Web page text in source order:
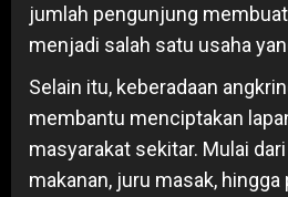
jumlah pengunjung
menjadi salah satu usaha
Selain itu, keberadaan
membantu menciptakan
masyarakat sekitar. Mulai
makanan, juru masak, hingga